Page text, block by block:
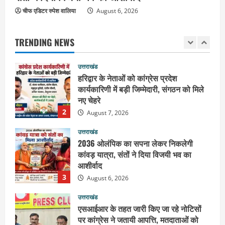
चीफ एडिटर रुपेश वालिया August 6, 2026
TRENDING NEWS
August 8, 2026
2
हरिद्वार के नेताओं को कांग्रेस प्रदेश
3
उत्तराखंड
2036 ओलंपिक का सपना लेकर निकलेगी
कांवड़ यात्रा, संतों ने दिया विजयी भव का
आशीर्वाद
August 6, 2026
4
उत्तराखंड
एसआईआर के तहत जारी किए जा रहे नोटिसों
पर कांग्रेस ने जतायी आपत्ति, मतदाताओं को
परेशान करने का लगाया आरोप
August 6, 2026
उत्तराखंड
महंत यति रामस्वरूप आनंद गिरि को लेकर पूरे
दिन चला हाई वोल्टेज ड्रामा, चौकी से अपने